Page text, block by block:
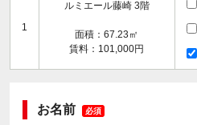
1
ルミエール藤崎 3階
面積：67.23㎡
賃料：101,000円
お名前 必須